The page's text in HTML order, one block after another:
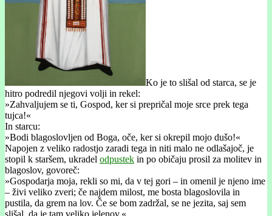
Ko je to slišal od starca, se je
hitro podredil njegovi volji in rekel:
»Zahvaljujem se ti, Gospod, ker si prepričal moje srce prek tega
tujca!«
In starcu:
»Bodi blagoslovljen od Boga, oče, ker si okrepil mojo dušo!«
Napojen z veliko radostjo zaradi tega in niti malo ne odlašajoč, je
stopil k staršem, ukradel odpustek in po običaju prosil za molitev in
blagoslov, govoreč:
»Gospodarja moja, rekli so mi, da v tej gori – in omenil je njeno ime
– živi veliko zveri; če najdem milost, me bosta blagoslovila in
pustila, da grem na lov. Če se bom zadržal, se ne jezita, saj sem
slišal, da je tam veliko jelenov.«